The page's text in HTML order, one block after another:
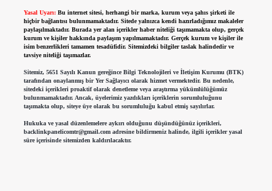
Yasal Uyarı: Bu internet sitesi, herhangi bir marka, kurum veya şahıs şirketi ile
hiçbir bağlantısı bulunmamaktadır. Sitede yalnızca kendi hazırladığımız makaleler
paylaşılmaktadır. Burada yer alan içerikler haber niteliği taşımamakta olup, gerçek
kurum ve kişiler hakkında paylaşım yapılmamaktadır. Gerçek kurum ve kişiler ile
isim benzerlikleri tamamen tesadüfidir. Sitemizdeki bilgiler taslak halindedir ve
tavsiye niteliği taşımazlar.
Sitemiz, 5651 Sayılı Kanun gereğince Bilgi Teknolojileri ve İletişim Kurumu (BTK)
tarafından onaylanmış bir Yer Sağlayıcı olarak hizmet vermektedir. Bu nedenle,
sitedeki içerikleri proaktif olarak denetleme veya araştırma yükümlülüğümüz
bulunmamaktadır. Ancak, üyelerimiz yazdıkları içeriklerin sorumluluğunu
taşımakta olup, siteye üye olarak bu sorumluluğu kabul etmiş sayılırlar.
Hukuka ve yasal düzenlemelere aykırı olduğunu düşündüğünüz içerikleri,
backlinkpanelicomtr@gmail.comadresine bildirmeniz halinde, ilgili içerikler yasal
süre içerisinde sitemizden kaldırılacaktır.